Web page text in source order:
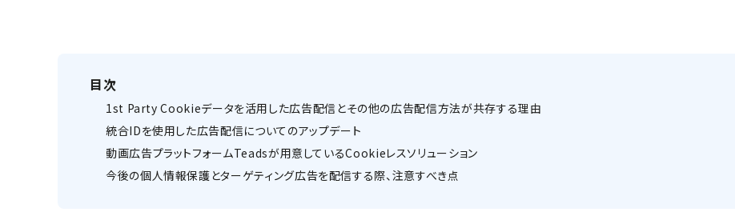
目次
1st Party Cookieデータを活用した広告配信とその他の広告配信方法が共存する理由
統合IDを使用した広告配信についてのアップデート
動画広告プラットフォームTeadsが用意しているCookieレスソリューション
今後の個人情報保護とターゲティング広告を配信する際、注意すべき点